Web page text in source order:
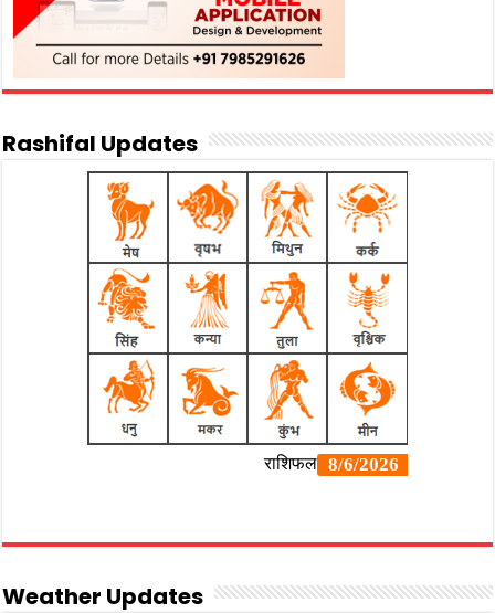
Rashifal Updates
Weather Updates